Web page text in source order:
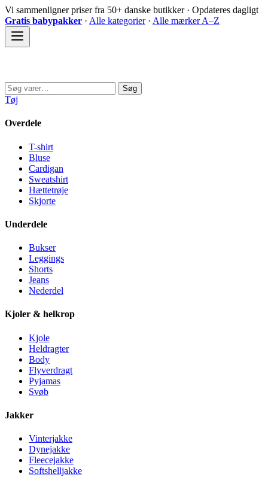
Spring
til
indhold
Vi sammenligner priser fra 50+ danske butikker · Opdateres dagligt
Gratis babypakker · Alle kategorier· Alle mærker A–Z
Søg
efter:
Søg
Tøj
Overdele
T-shirt
Bluse
Cardigan
Sweatshirt
Hættetrøje
Skjorte
Underdele
Bukser
Leggings
Shorts
Jeans
Nederdel
Kjoler & helkrop
Kjole
Heldragter
Body
Flyverdragt
Pyjamas
Svøb
Jakker
Vinterjakke
Dynejakke
Fleecejakke
Softshelljakke